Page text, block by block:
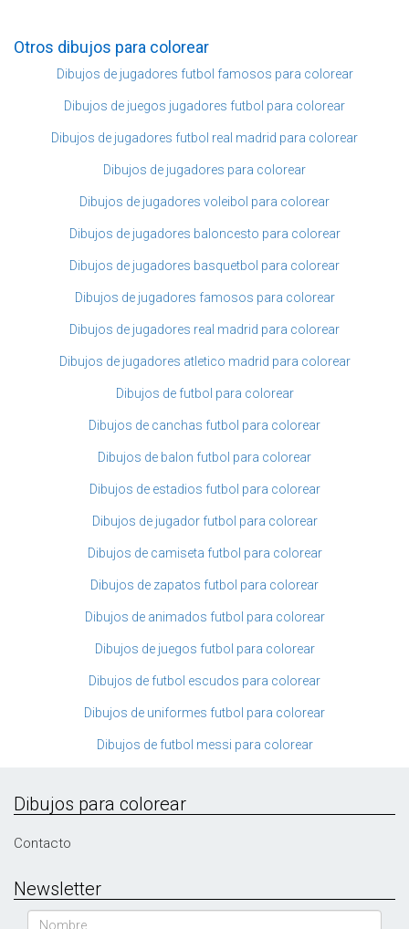
Otros dibujos para colorear
Dibujos de jugadores futbol famosos para colorear
Dibujos de juegos jugadores futbol para colorear
Dibujos de jugadores futbol real madrid para colorear
Dibujos de jugadores para colorear
Dibujos de jugadores voleibol para colorear
Dibujos de jugadores baloncesto para colorear
Dibujos de jugadores basquetbol para colorear
Dibujos de jugadores famosos para colorear
Dibujos de jugadores real madrid para colorear
Dibujos de jugadores atletico madrid para colorear
Dibujos de futbol para colorear
Dibujos de canchas futbol para colorear
Dibujos de balon futbol para colorear
Dibujos de estadios futbol para colorear
Dibujos de jugador futbol para colorear
Dibujos de camiseta futbol para colorear
Dibujos de zapatos futbol para colorear
Dibujos de animados futbol para colorear
Dibujos de juegos futbol para colorear
Dibujos de futbol escudos para colorear
Dibujos de uniformes futbol para colorear
Dibujos de futbol messi para colorear
Dibujos para colorear
Contacto
Newsletter
Nombre